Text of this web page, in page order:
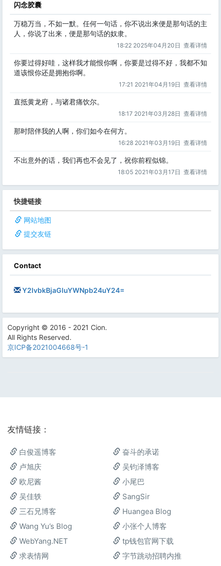
闪念胶囊
万稳万当，不如一默。任何一句话，你不说出来便是那句话的主
人，你说了出来，便是那句话的奴隶。
18:22 2025年04月20日 查看详情
你要过得好哇，这样我才能恨你啊，你要是过得不好，我都不知
道该恨你还是拥抱你啊。
17:21 2021年04月19日 查看详情
直抵黄龙府，与诸君痛饮尔。
18:17 2021年03月28日 查看详情
那时陪伴我的人啊，你们如今在何方。
16:28 2021年03月19日 查看详情
不出意外的话，我们再也不会见了，祝你前程似锦。
18:05 2021年03月17日 查看详情
快捷链接
网站地图
提交友链
Contact
Y2lvbkBjaGluYWNpb24uY24=
Copyright © 2016 - 2021 Cion.
All Rights Reserved.
京ICP备2021004668号-1
友情链接：
白俊遥博客
奋斗的承诺
卢旭庆
吴钧泽博客
欧尼酱
小尾巴
吴佳轶
SangSir
三石兄博客
Huangea Blog
Wang Yu’s Blog
小张个人博客
WebYang.NET
tp钱包官网下载
求表情网
字节跳动招聘内推